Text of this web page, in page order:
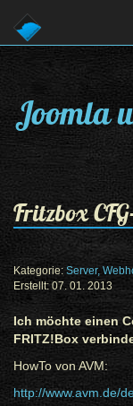
Joomla
Fritzbox
Kategorie: Server,
Erstellt: 07. 01. 2013
Ich möchte einen
FRITZ!Box
HowTo von AVM:
http://www.avm.de/